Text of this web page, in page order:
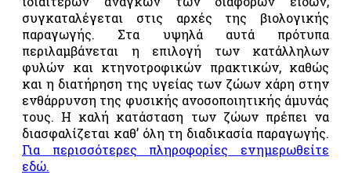
45001»
Σύστημα
διαχείρισης
ασφάλειας
των
πληροφοριών
«ISO27001»
FSC
(Forest
συγκαταλέγεται στις αρχές της βιολογικής
παραγωγής. Στα υψηλά αυτά πρότυπα
περιλαμβάνεται η επιλογή των κατάλληλων
φυλών και κτηνοτροφικών πρακτικών, καθώς
και η διατήρηση της υγείας των ζώων χάρη στην
ενθάρρυνση της φυσικής ανοσοποιητικής άμυνάς
τους. Η καλή κατάσταση των ζώων πρέπει να
διασφαλίζεται καθ’ όλη τη διαδικασία παραγωγής.
Για περισσότερες πληροφορίες ενημερωθείτε
εδώ.